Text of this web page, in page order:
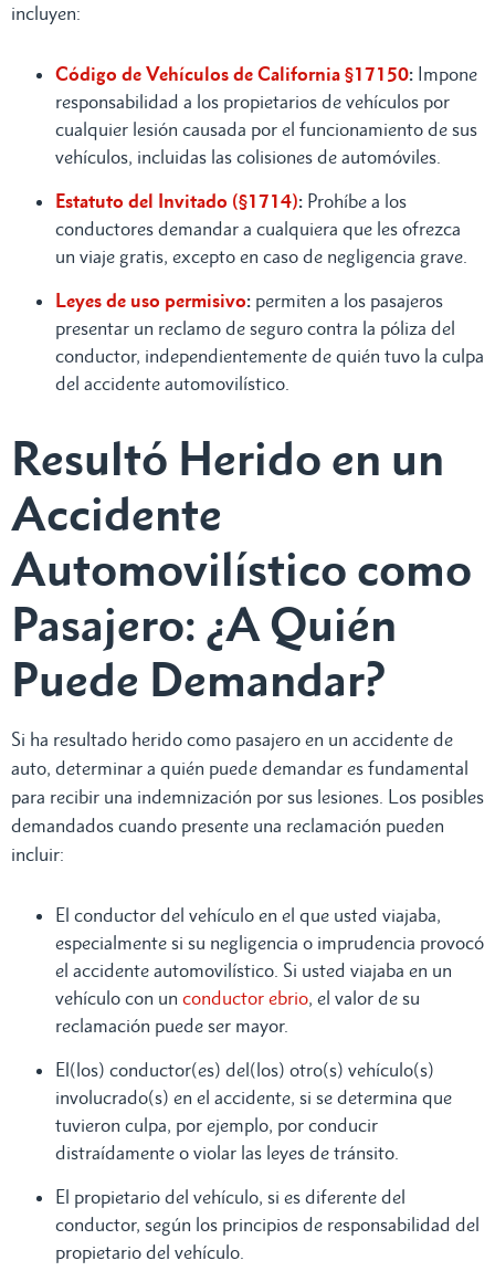
incluyen:
Código de Vehículos de California §17150: Impone
responsabilidad a los propietarios de vehículos por
cualquier lesión causada por el funcionamiento de sus
vehículos, incluidas las colisiones de automóviles.
Estatuto del Invitado (§1714): Prohíbe a los
conductores demandar a cualquiera que les ofrezca
un viaje gratis, excepto en caso de negligencia grave.
Leyes de uso permisivo: permiten a los pasajeros
presentar un reclamo de seguro contra la póliza del
conductor, independientemente de quién tuvo la culpa
del accidente automovilístico.
Resultó Herido en un
Accidente
Automovilístico como
Pasajero: ¿A Quién
Puede Demandar?
Si ha resultado herido como pasajero en un accidente de
auto, determinar a quién puede demandar es fundamental
para recibir una indemnización por sus lesiones. Los posibles
demandados cuando presente una reclamación pueden
incluir:
El conductor del vehículo en el que usted viajaba,
especialmente si su negligencia o imprudencia provocó
el accidente automovilístico. Si usted viajaba en un
vehículo con un conductor ebrio, el valor de su
reclamación puede ser mayor.
El(los) conductor(es) del(los) otro(s) vehículo(s)
involucrado(s) en el accidente, si se determina que
tuvieron culpa, por ejemplo, por conducir
distraídamente o violar las leyes de tránsito.
El propietario del vehículo, si es diferente del
conductor, según los principios de responsabilidad del
propietario del vehículo.